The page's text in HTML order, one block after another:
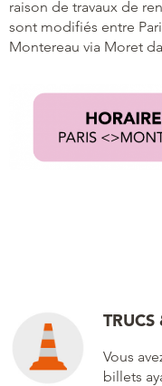
raison de travaux de
sont modifiés entre
Montereau via Moret
TRUCS
Vous
billets